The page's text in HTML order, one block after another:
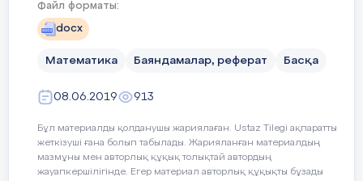
Файл форматы:
docx
Математика Баяндамалар, реферат Басқа
08.06.2019 913
Бұл материалды қолданушы жариялаған. Ustaz Tilegi ақпаратты
жеткізуші ғана болып табылады. Жарияланған материалдың
мазмұны мен авторлық құқық толықтай автордың
жауапкершілігінде. Егер материал авторлық құқықты бұзады